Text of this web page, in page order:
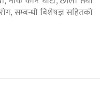
सम्बन्धी बिशेषज्ञ सहितको